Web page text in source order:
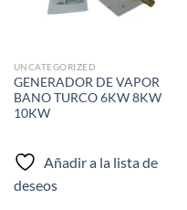
UNCATEGORIZED
GENERADOR DE VAPOR
BANO TURCO 6KW 8KW
10KW
Añadir a la lista de
deseos